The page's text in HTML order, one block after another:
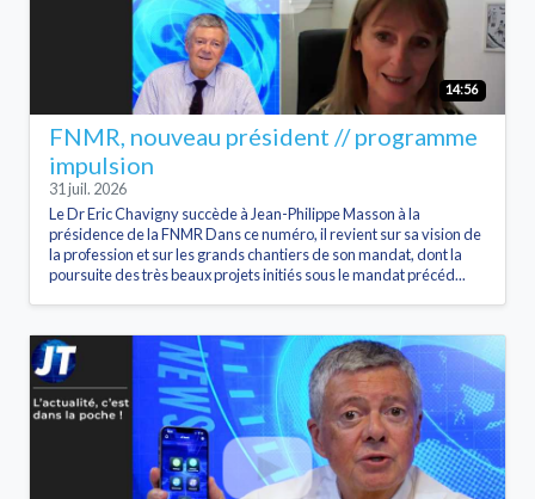
14:56
FNMR, nouveau président // programme
impulsion
31 juil. 2026
Le Dr Eric Chavigny succède à Jean-Philippe Masson à la
présidence de la FNMR Dans ce numéro, il revient sur sa vision de
la profession et sur les grands chantiers de son mandat, dont la
poursuite des très beaux projets initiés sous le mandat précéd...